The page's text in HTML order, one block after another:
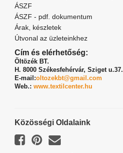
ÁSZF
ÁSZF - pdf. dokumentum
Árak, készletek
Útvonal az üzleteinkhez
Cím és elérhetőség:
Öltözék BT.
H. 8000 Székesfehérvár, Sziget u.37.
E-mail:oltozekbt@gmail.com
Web.: www.textilcenter.hu
Közösségi Oldalaink